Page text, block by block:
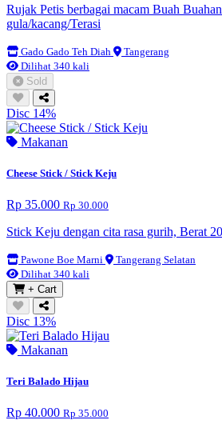
Rujak Petis berbagai macam Buah
gula/kacang/Terasi
Gado Gado Teh Diah
Tangerang
Dilihat 340 kali
Sold
Disc 14%
Makanan
Cheese Stick / Stick Keju
Rp 35.000 Rp 30.000
Stick Keju dengan cita rasa gurih, Berat
Pawone Boe Marni
Tangerang Selatan
Dilihat 340 kali
+ Cart
Disc 13%
Makanan
Teri Balado Hijau
Rp 40.000 Rp 35.000